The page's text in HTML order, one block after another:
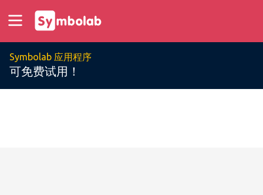
Symbolab 应用程序
可免费试用！